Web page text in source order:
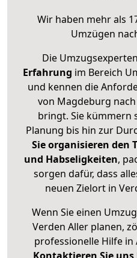
Wir haben mehr als
Umzügen
Die
Erfahrung im Bereich
und kennen die
von Magdeburg
bringt. Sie kümmern
Planung bis hin zur
Sie organisieren den
und Habseligkeiten,
sorgen dafür, dass
neuen Zielort in
Wenn Sie einen
Verden Aller planen,
professionelle Hilfe in